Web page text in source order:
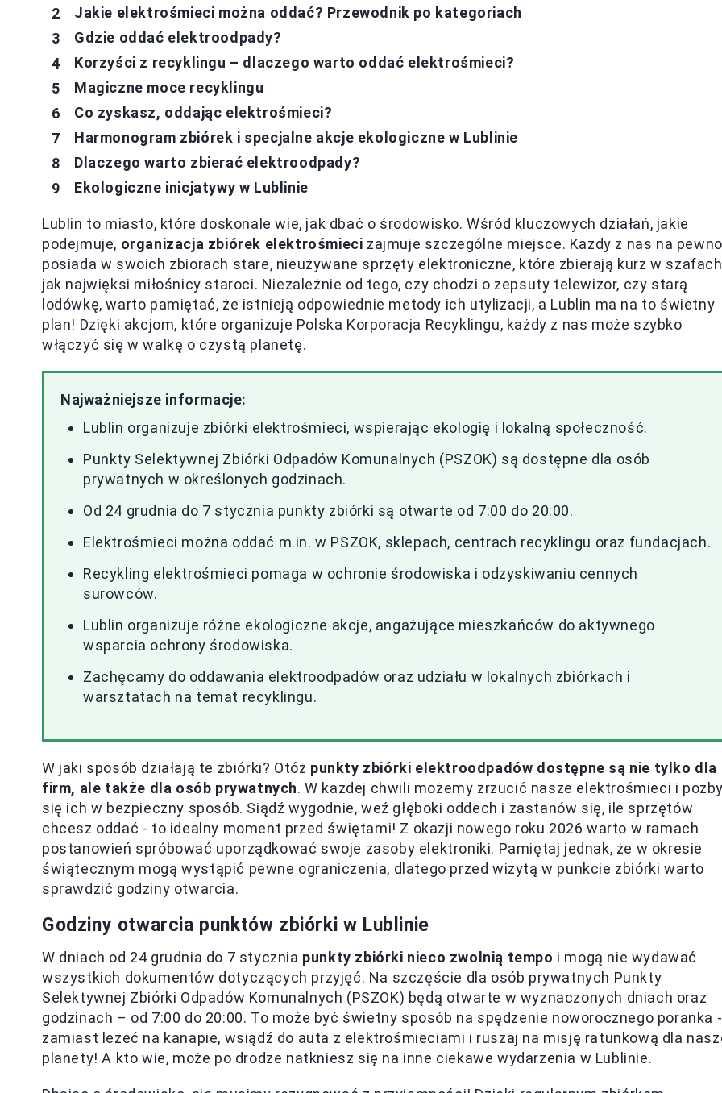
Jakie elektrośmieci można oddać? Przewodnik po kategoriach
Gdzie oddać elektroodpady?
Korzyści z recyklingu – dlaczego warto oddać elektrośmieci?
Magiczne moce recyklingu
Co zyskasz, oddając elektrośmieci?
Harmonogram zbiórek i specjalne akcje ekologiczne w Lublinie
Dlaczego warto zbierać elektroodpady?
Ekologiczne inicjatywy w Lublinie
Lublin to miasto, które doskonale wie, jak dbać o środowisko. Wśród kluczowych działań, jakie
podejmuje, organizacja zbiórek elektrośmieci zajmuje szczególne miejsce. Każdy z nas na pewno
posiada w swoich zbiorach stare, nieużywane sprzęty elektroniczne, które zbierają kurz w
jak najwięksi miłośnicy staroci. Niezależnie od tego, czy chodzi o zepsuty telewizor, czy starą
lodówkę, warto pamiętać, że istnieją odpowiednie metody ich utylizacji, a Lublin ma na to świetny
plan! Dzięki akcjom, które organizuje Polska Korporacja Recyklingu, każdy z nas może szybko
włączyć się w walkę o czystą planetę.
Najważniejsze informacje:
Lublin organizuje zbiórki elektrośmieci, wspierając ekologię i lokalną społeczność.
Punkty Selektywnej Zbiórki Odpadów Komunalnych (PSZOK) są dostępne dla osób
prywatnych w określonych godzinach.
Od 24 grudnia do 7 stycznia punkty zbiórki są otwarte od 7:00 do 20:00.
Elektrośmieci można oddać m.in. w PSZOK, sklepach, centrach recyklingu oraz fundacjach.
Recykling elektrośmieci pomaga w ochronie środowiska i odzyskiwaniu cennych
surowców.
Lublin organizuje różne ekologiczne akcje, angażujące mieszkańców do aktywnego
wsparcia ochrony środowiska.
Zachęcamy do oddawania elektroodpadów oraz udziału w lokalnych zbiórkach i
warsztatach na temat recyklingu.
W jaki sposób działają te zbiórki? Otóż punkty zbiórki elektroodpadów dostępne są nie tylko dla
firm, ale także dla osób prywatnych. W każdej chwili możemy zrzucić nasze elektrośmieci i
się ich w bezpieczny sposób. Siądź wygodnie, weź głęboki oddech i zastanów się, ile sprzętów
chcesz oddać - to idealny moment przed świętami! Z okazji nowego roku 2026 warto w ramach
postanowień spróbować uporządkować swoje zasoby elektroniki. Pamiętaj jednak, że w okresie
świątecznym mogą wystąpić pewne ograniczenia, dlatego przed wizytą w punkcie zbiórki warto
sprawdzić godziny otwarcia.
Godziny otwarcia punktów zbiórki w Lublinie
W dniach od 24 grudnia do 7 stycznia punkty zbiórki nieco zwolnią tempo i mogą nie wydawać
wszystkich dokumentów dotyczących przyjęć. Na szczęście dla osób prywatnych Punkty
Selektywnej Zbiórki Odpadów Komunalnych (PSZOK) będą otwarte w wyznaczonych dniach oraz
godzinach – od 7:00 do 20:00. To może być świetny sposób na spędzenie noworocznego poranka -
zamiast leżeć na kanapie, wsiądź do auta z elektrośmieciami i ruszaj na misję ratunkową dla
planety! A kto wie, może po drodze natkniesz się na inne ciekawe wydarzenia w Lublinie.